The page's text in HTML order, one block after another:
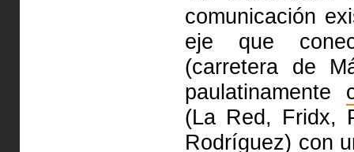
comunicación
eje que
(carretera de
paulatinamente
(La Red, Fridx,
Ro­drí­guez) con